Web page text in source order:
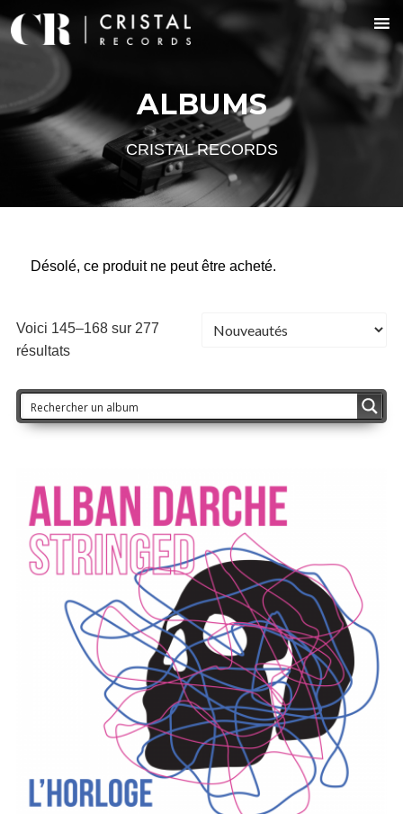
ALBUMS
CRISTAL RECORDS
Désolé, ce produit ne peut être acheté.
Voici 145–168 sur 277
résultats